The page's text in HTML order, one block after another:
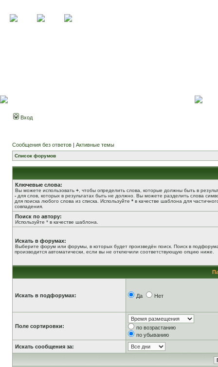
Вход
Сообщения без ответов | Активные темы
Список форумов
Ключевые слова:
Вы можете использовать + , чтобы определить слова, которые должны быть в
- для слов, которых в результатах быть не должно. Вы можете разделить слова
для поиска любого слова из списка. Используйте * в качестве шаблона для
совпадения.
Поиск по автору:
Используйте * в качестве шаблона.
Искать в форумах:
Выберите форум или форумы, в которых будет произведён поиск. Поиск в
производится автоматически, если вы не отключили соответствующую опцию ниже.
Искать в подфорумах: Да Нет
Поле сортировки:
по возрастанию
по убыванию
Искать сообщения за: